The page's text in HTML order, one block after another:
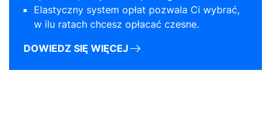
Elastyczny system opłat pozwala Ci wybrać,
w ilu ratach chcesz opłacać czesne.
DOWIEDZ SIĘ WIĘCEJ